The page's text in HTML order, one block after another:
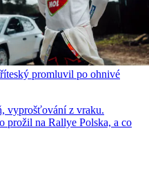
promluvil po ohnivé
vyprošťování z vraku.
prožil na Rallye Polska, a co